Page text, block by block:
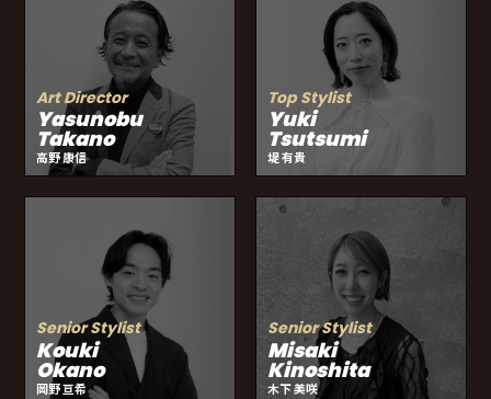
Art Director
Yasunobu
Takano
高野 康信
Top Stylist
Yuki
Tsutsumi
堤 有貴
Senior Stylist
Kouki
Okano
岡野 亘希
Senior Stylist
Misaki
Kinoshita
木下 美咲